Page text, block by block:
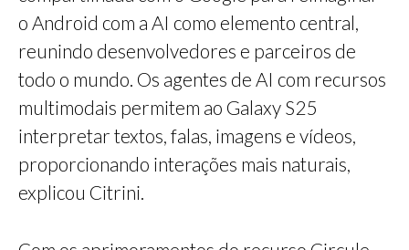
o Android com a AI como elemento central,
reunindo desenvolvedores e parceiros de
todo o mundo. Os agentes de AI com recursos
multimodais permitem ao Galaxy S25
interpretar textos, falas, imagens e vídeos,
proporcionando interações mais naturais,
explicou Citrini.